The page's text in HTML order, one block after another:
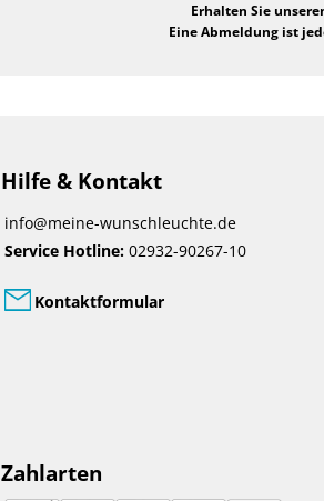
Erhalten Sie
Eine Abmeldung ist
Hilfe & Kontakt
info@meine-wunschleuchte.de
Service Hotline: 02932-90267-10
Kontaktformular
Zahlarten